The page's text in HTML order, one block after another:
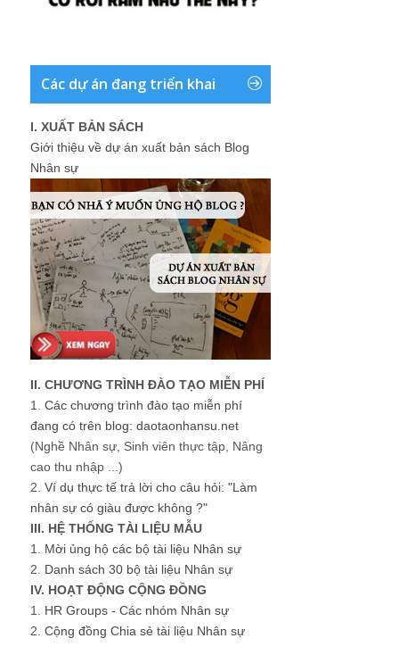
Các dự án đang triển khai
I. XUẤT BẢN SÁCH
Giới thiệu về dự án xuất bản sách Blog
Nhân sự
II. CHƯƠNG TRÌNH ĐÀO TẠO MIỄN PHÍ
1. Các chương trình đào tạo miễn phí
đang có trên blog: daotaonhansu.net
(Nghề Nhân sự, Sinh viên thực tập, Nâng
cao thu nhập ...)
2. Ví dụ thực tế trả lời cho câu hỏi: "Làm
nhân sự có giàu được không ?"
III. HỆ THỐNG TÀI LIỆU MẪU
1. Mời ủng hộ các bộ tài liệu Nhân sự
2. Danh sách 30 bộ tài liệu Nhân sự
IV. HOẠT ĐỘNG CỘNG ĐỒNG
1. HR Groups - Các nhóm Nhân sự
2. Cộng đồng Chia sẻ tài liệu Nhân sự